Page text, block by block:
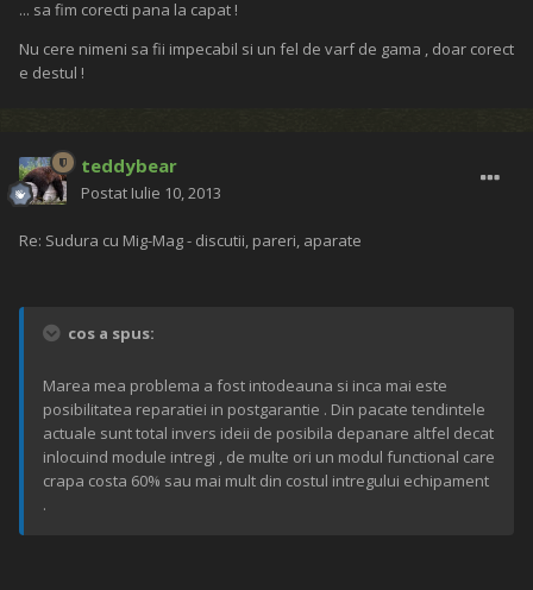
... sa fim corecti pana la capat !
Nu cere nimeni sa fii impecabil si un fel de varf de gama , doar corect
e destul !
teddybear
Postat Iulie 10, 2013
Re: Sudura cu Mig-Mag - discutii, pareri, aparate
cos a spus:
Marea mea problema a fost intodeauna si inca mai este
posibilitatea reparatiei in postgarantie . Din pacate tendintele
actuale sunt total invers ideii de posibila depanare altfel decat
inlocuind module intregi , de multe ori un modul functional care
crapa costa 60% sau mai mult din costul intregului echipament
.